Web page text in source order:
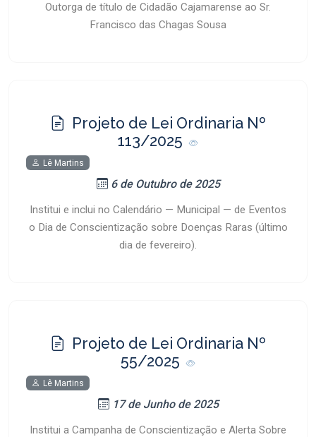
Outorga de título de Cidadão Cajamarense ao Sr.
Francisco das Chagas Sousa
Projeto de Lei Ordinaria Nº
113/2025
Lê Martins
6 de Outubro de 2025
Institui e inclui no Calendário — Municipal — de Eventos
o Dia de Conscientização sobre Doenças Raras (último
dia de fevereiro).
Projeto de Lei Ordinaria Nº
55/2025
Lê Martins
17 de Junho de 2025
Institui a Campanha de Conscientização e Alerta Sobre